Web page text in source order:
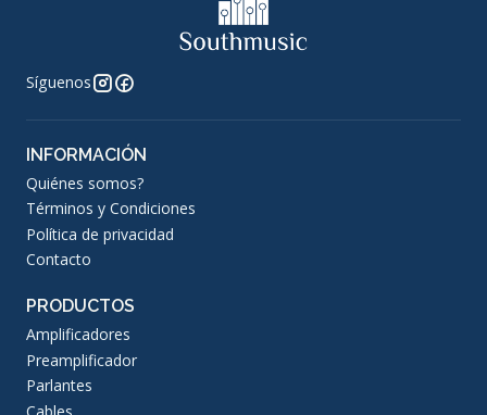
Síguenos
INFORMACIÓN
Quiénes somos?
Términos y Condiciones
Política de privacidad
Contacto
PRODUCTOS
Amplificadores
Preamplificador
Parlantes
Cables